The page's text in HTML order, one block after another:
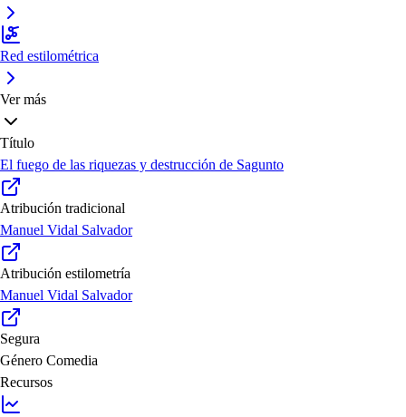
Red estilométrica
Ver más
Título
El fuego de las riquezas y destrucción de Sagunto
Atribución tradicional
Manuel Vidal Salvador
Atribución estilometría
Manuel Vidal Salvador
Segura
Género Comedia
Recursos